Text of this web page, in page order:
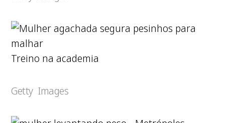
Treino na academia
Getty Images